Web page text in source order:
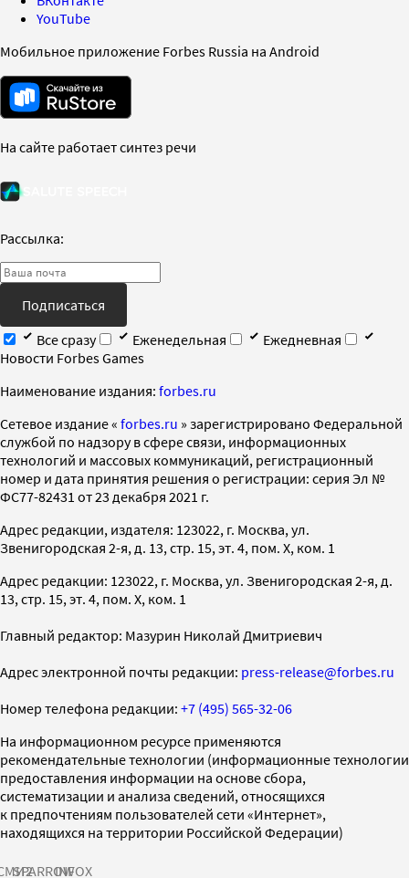
YouTube
Мобильное приложение Forbes Russia на Android
На сайте работает синтез речи
Рассылка:
Подписаться
Все сразу
Еженедельная
Ежедневная
Новости Forbes Games
Наименование издания: forbes.ru
Cетевое издание « forbes.ru » зарегистрировано Федеральной
службой по надзору в сфере связи, информационных
технологий и массовых коммуникаций, регистрационный
номер и дата принятия решения о регистрации: серия Эл №
ФС77-82431 от 23 декабря 2021 г.
Адрес редакции, издателя: 123022, г. Москва, ул.
Звенигородская 2-я, д. 13, стр. 15, эт. 4, пом. X, ком. 1
Адрес редакции: 123022, г. Москва, ул. Звенигородская 2-я, д.
13, стр. 15, эт. 4, пом. X, ком. 1
Главный редактор: Мазурин Николай Дмитриевич
Адрес электронной почты редакции: press-release@forbes.ru
Номер телефона редакции: +7 (495) 565-32-06
На информационном ресурсе применяются
рекомендательные технологии (информационные технологии
предоставления информации на основе сбора,
систематизации и анализа сведений, относящихся
к предпочтениям пользователей сети «Интернет»,
находящихся на территории Российской Федерации)
SPARROWINFOX